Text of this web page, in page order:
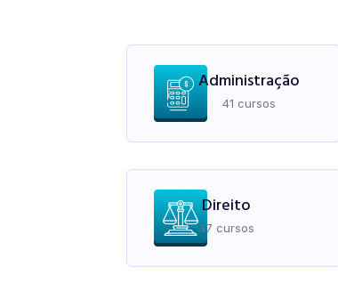
Administração
41 cursos
Direito
37 cursos